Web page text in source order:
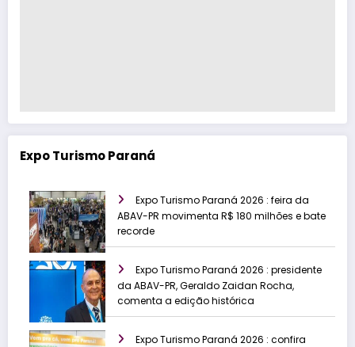
Expo Turismo Paraná
Expo Turismo Paraná 2026 : feira da
ABAV-PR movimenta R$ 180 milhões e bate
recorde
Expo Turismo Paraná 2026 : presidente
da ABAV-PR, Geraldo Zaidan Rocha,
comenta a edição histórica
Expo Turismo Paraná 2026 : confira